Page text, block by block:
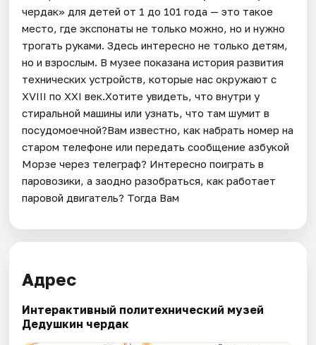
чердак» для детей от 1 до 101 года — это такое
место, где экспонаты не только можно, но и нужно
трогать руками. Здесь интересно не только детям,
но и взрослым. В музее показана история развития
технических устройств, которые нас окружают с
XVIII по XXI век.Хотите увидеть, что внутри у
стиральной машины или узнать, что там шумит в
посудомоечной?Вам известно, как набрать номер на
старом телефоне или передать сообщение азбукой
Морзе через телеграф? Интересно поиграть в
паровозики, а заодно разобраться, как работает
паровой двигатель? Тогда Вам
Адрес
Интерактивный политехнический музей
Дедушкин чердак